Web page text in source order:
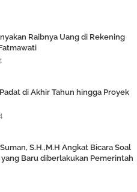
Raibnya Uang di Rekening
di Akhir Tahun hingga Proyek
S.H.,M.H Angkat Bicara Soal
yang Baru diberlakukan Pemerintah